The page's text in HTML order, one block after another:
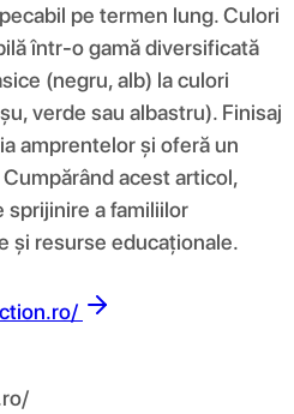
pe termen lung. Culori
într-o gamă diversificată
(negru, alb) la culori
verde sau albastru). Finisaj
amprentelor și oferă un
acest articol,
sprijinire a familiilor
și resurse educaționale.